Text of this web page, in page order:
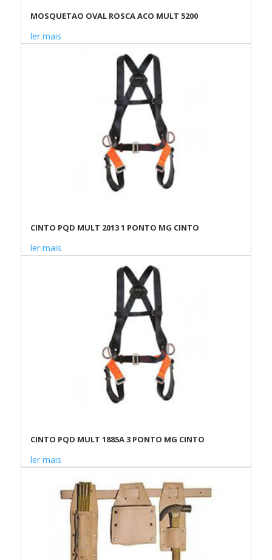
MOSQUETAO OVAL ROSCA ACO MULT 5200
ler mais
CINTO PQD MULT 2013 1 PONTO MG CINTO
ler mais
CINTO PQD MULT 1885A 3 PONTO MG CINTO
ler mais